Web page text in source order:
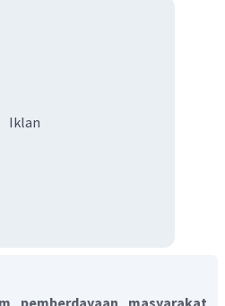
Iklan
pemberdayaan masyarakat